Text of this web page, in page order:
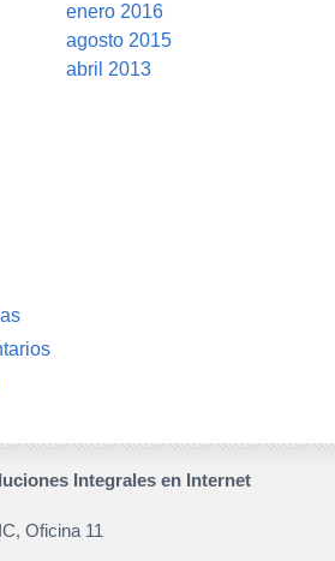
enero 2016
agosto 2015
abril 2013
Integrales en Internet
Oficina 11